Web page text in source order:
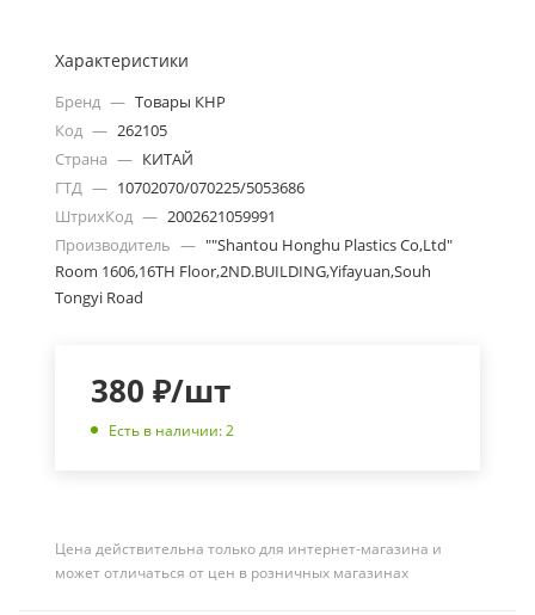
Характеристики
Бренд — Товары КНР
Код — 262105
Страна — КИТАЙ
ГТД — 10702070/070225/5053686
ШтрихКод — 2002621059991
Производитель — ""Shantou Honghu Plastics Co,Ltd"
Room 1606,16TH Floor,2ND.BUILDING,Yifayuan,Souh
Tongyi Road
380 ₽/шт
Есть в наличии: 2
Цена действительна только для интернет-магазина и
может отличаться от цен в розничных магазинах